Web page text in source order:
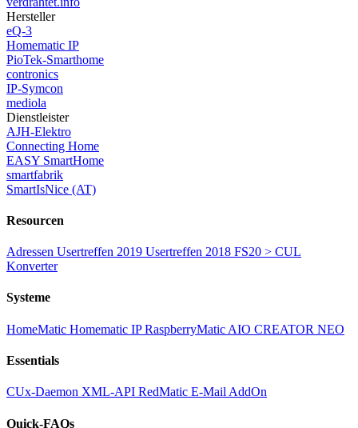
Hersteller
eQ-3
Homematic IP
PioTek-Smarthome
contronics
IP-Symcon
mediola
Dienstleister
AJH-Elektro
Connecting Home
EASY SmartHome
smartfabrik
SmartIsNice (AT)
Resourcen
Adressen Usertreffen 2019 Usertreffen 2018 FS20 > CUL
Konverter
Systeme
HomeMatic Homematic IPRaspberryMatic AIO CREATOR NEO
Essentials
CUx-Daemon XML-API RedMatic E-Mail AddOn
Quick-FAQs